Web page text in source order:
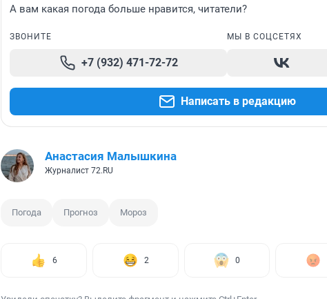
А вам какая погода больше нравится, читатели?
ЗВОНИТЕ
+7 (932) 471-72-72
МЫ В СОЦСЕТЯХ
Написать в редакцию
Анастасия Малышкина
Журналист 72.RU
Погода Прогноз Мороз
6 2 0